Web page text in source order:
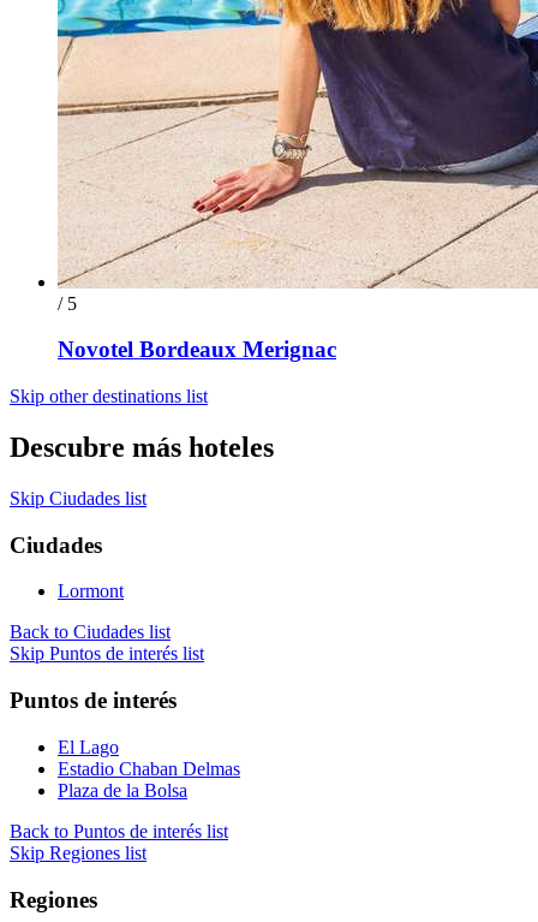
/ 5
Novotel Bordeaux Merignac
Skip other destinations list
Descubre más hoteles
Skip Ciudades list
Ciudades
Lormont
Back to Ciudades list
Skip Puntos de interés list
Puntos de interés
El Lago
Estadio Chaban Delmas
Plaza de la Bolsa
Back to Puntos de interés list
Skip Regiones list
Regiones